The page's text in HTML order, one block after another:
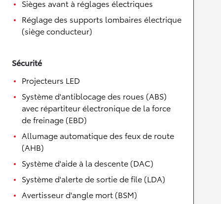
Sièges avant à réglages électriques
Réglage des supports lombaires électrique
(siège conducteur)
Sécurité
Projecteurs LED
Système d'antiblocage des roues (ABS)
avec répartiteur électronique de la force
de freinage (EBD)
Allumage automatique des feux de route
(AHB)
Système d'aide à la descente (DAC)
Système d'alerte de sortie de file (LDA)
Avertisseur d'angle mort (BSM)